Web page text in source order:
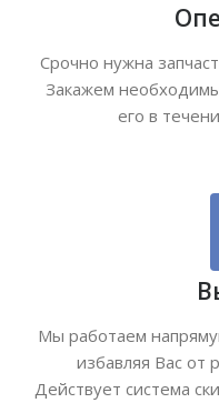
Срочно нужна
Закажем
его в
Мы работаем
избавляя Вас от
Действует система